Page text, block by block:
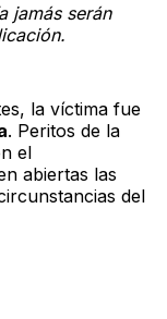
jamás serán
la víctima fue
. Peritos de la
el
abiertas las
del